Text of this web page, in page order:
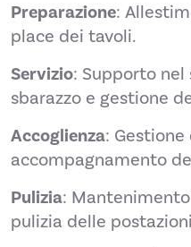
Preparazione:
place dei tavoli.
Servizio: Supporto nel
sbarazzo e gestione
Accoglienza:
accompagnamento
Pulizia:
pulizia delle